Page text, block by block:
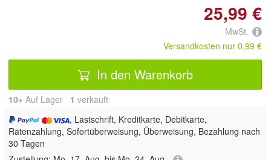
25,99 €
MwSt.
Versandkosten nur 0,99 €
In den Warenkorb
10+ Auf Lager 1 verkauft
, Lastschrift, Kreditkarte, Debitkarte,
Ratenzahlung, Sofortüberweisung, Überweisung, Bezahlung nach
30 Tagen